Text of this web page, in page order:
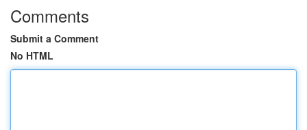
Comments
Submit a Comment
No HTML